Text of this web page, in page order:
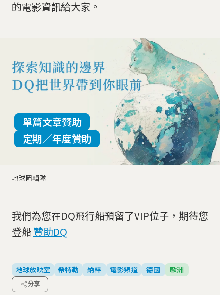
的電影資訊給大家。
地球圖輯隊
單篇文章贊助
定期／年度贊助
我們為您在DQ飛行船預留了VIP位子，期待您
登船贊助DQ
地球放映室 希特勒 納粹 電影頻道 德國 歐洲
分享